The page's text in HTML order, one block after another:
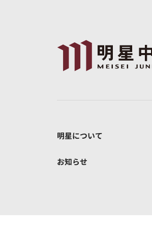
明星について
お知らせ